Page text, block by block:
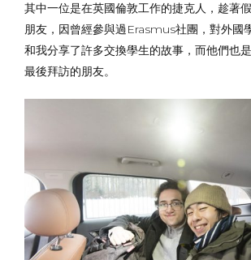
其中一位是在英國倫敦工作的捷克人，趁著
朋友，因曾經參與過Erasmus社團，對外國
和我分享了許多交換學生的故事，而他們也
最後拜訪的朋友。